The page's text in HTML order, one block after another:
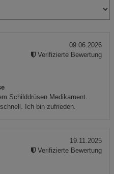
Schilddrüsen Medikament.
Ich bin zufrieden.
09.06.2026
Verifizierte Bewertung
19.11.2025
Verifizierte Bewertung